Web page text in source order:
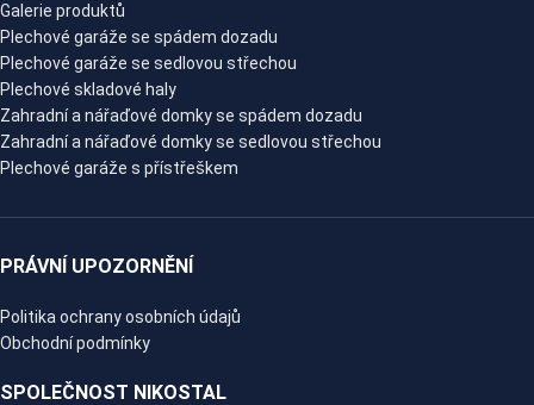
Galerie produktů
Plechové garáže se spádem dozadu
Plechové garáže se sedlovou střechou
Plechové skladové haly
Zahradní a nářaďové domky se spádem dozadu
Zahradní a nářaďové domky se sedlovou střechou
Plechové garáže s přístřeškem
PRÁVNÍ UPOZORNĚNÍ
Politika ochrany osobních údajů
Obchodní podmínky
SPOLEČNOST NIKOSTAL